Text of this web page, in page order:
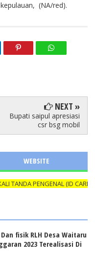
(NA/red).
NEXT »
Bupati saipul apresiasi
csr bsg mobil
WEBSITE
PENGENAL (ID CARD)
fisik RLH Desa Waitaru
2023 Terealisasi Di